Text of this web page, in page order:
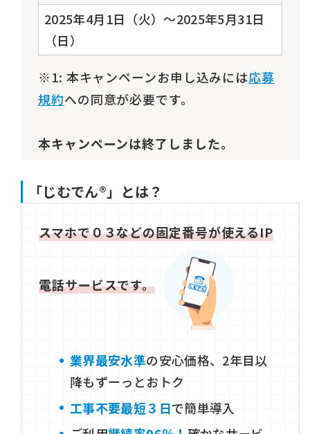
2025年4月1日（火）～2025年5月31日
（日）
※1: 本キャンペーンお申し込みには応募
規約への同意が必要です。
本キャンペーンは終了しました。
「じむでん®」とは？
スマホで０３などの固定番号が使えるIP
電話サービスです。
業界最安水準の安心価格、2年目以
降もずーっとおトク
工事不要最短３日で簡単導入